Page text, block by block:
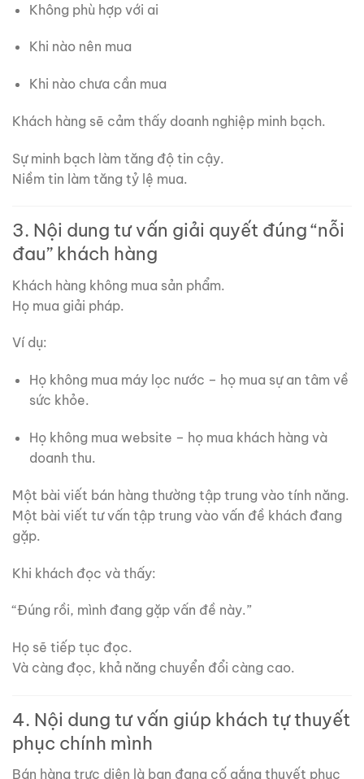
Không phù hợp với ai
Khi nào nên mua
Khi nào chưa cần mua
Khách hàng sẽ cảm thấy doanh nghiệp minh bạch.
Sự minh bạch làm tăng độ tin cậy.
Niềm tin làm tăng tỷ lệ mua.
3. Nội dung tư vấn giải quyết đúng “nỗi
đau” khách hàng
Khách hàng không mua sản phẩm.
Họ mua giải pháp.
Ví dụ:
Họ không mua máy lọc nước – họ mua sự an tâm về
sức khỏe.
Họ không mua website – họ mua khách hàng và
doanh thu.
Một bài viết bán hàng thường tập trung vào tính năng.
Một bài viết tư vấn tập trung vào vấn đề khách đang
gặp.
Khi khách đọc và thấy:
“Đúng rồi, mình đang gặp vấn đề này.”
Họ sẽ tiếp tục đọc.
Và càng đọc, khả năng chuyển đổi càng cao.
4. Nội dung tư vấn giúp khách tự thuyết
phục chính mình
Bán hàng trực diện là bạn đang cố gắng thuyết phục